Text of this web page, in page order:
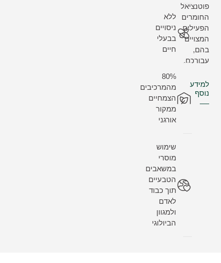
פוטנציאל
החומרים
הפעילים
המצויים
בהם,
עבורכם.
למידע
נוסף
ללא
ניסויים
בבעלי
חיים
80%
מהמרכיבים
הצמחיים
ממקור
אורגני
שימוש
מוסרי
במשאבים
הטבעיים
תוך כבוד
לאדם
ולמגוון
הביולוגי